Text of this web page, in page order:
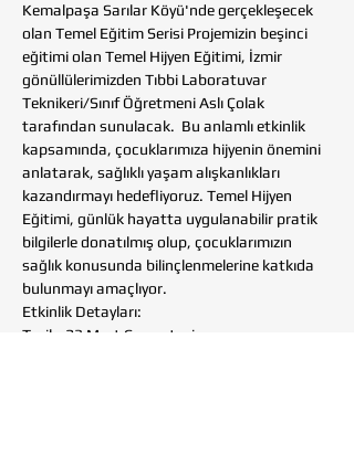
Kemalpaşa Sarılar Köyü'nde gerçekleşecek
olan Temel Eğitim Serisi Projemizin beşinci
eğitimi olan Temel Hijyen Eğitimi, İzmir
gönüllülerimizden Tıbbi Laboratuvar
Teknikeri/Sınıf Öğretmeni Aslı Çolak
tarafından sunulacak.  Bu anlamlı etkinlik
kapsamında, çocuklarımıza hijyenin önemini
anlatarak, sağlıklı yaşam alışkanlıkları
kazandırmayı hedefliyoruz. Temel Hijyen
Eğitimi, günlük hayatta uygulanabilir pratik
bilgilerle donatılmış olup, çocuklarımızın
sağlık konusunda bilinçlenmelerine katkıda
bulunmayı amaçlıyor.
Etkinlik Detayları:
Tarih: 23 Mart Cumartesi